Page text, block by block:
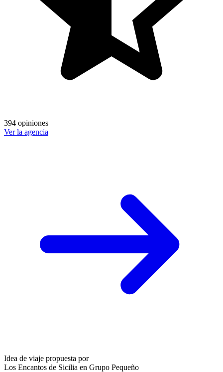
394 opiniones
Ver la agencia
Idea de viaje propuesta por
Los Encantos de Sicilia en Grupo Pequeño